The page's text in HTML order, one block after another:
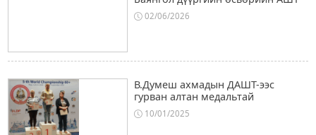
02/06/2026
В.Думеш ахмадын ДАШТ-ээс
гурван алтан медальтай
10/01/2025